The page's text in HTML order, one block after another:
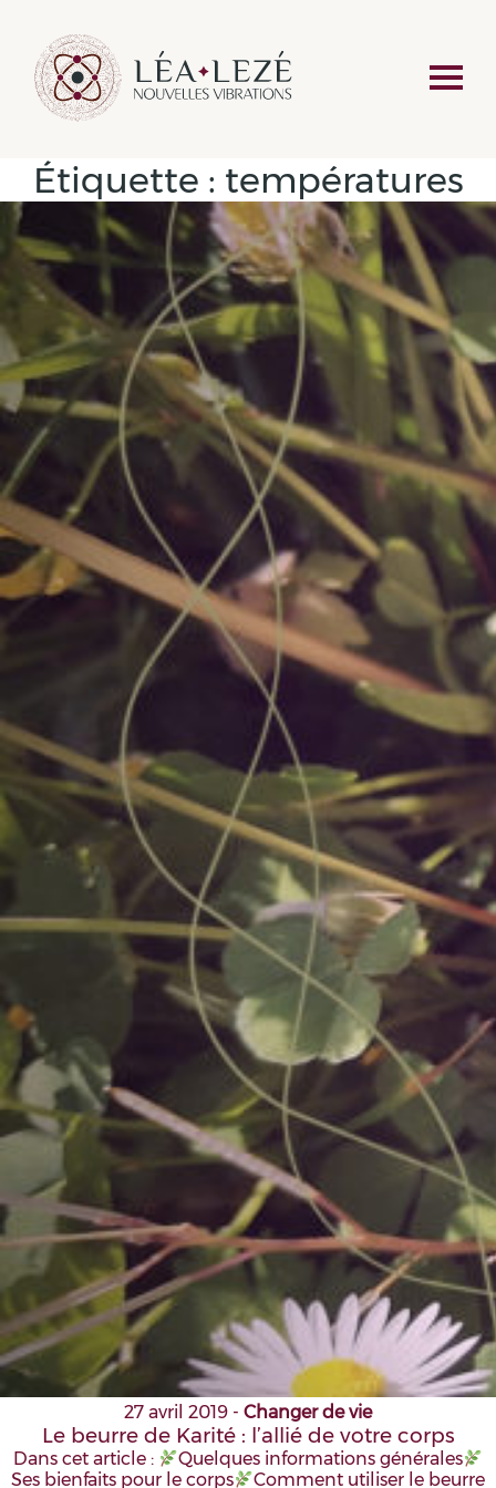
Étiquette : températures
27 avril 2019 - Changer de vie
Le beurre de Karité : l’allié de votre corps
Dans cet article :
Quelques informations générales
Ses bienfaits pour le corps
Comment utiliser le beurre